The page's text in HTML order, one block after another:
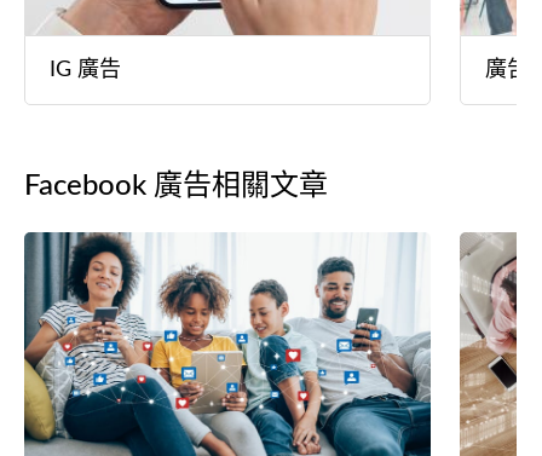
IG 廣告 廣告
Facebook 廣告相關文章